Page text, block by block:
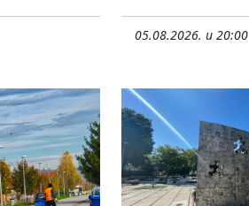
05.08.2026. u 20:00